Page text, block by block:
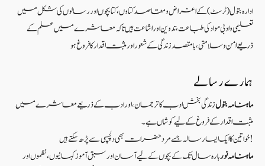
ادارہ بتول (ٹرسٹ) کے اغراض و مقاصد کتاوں ، کتابچوں اور رسالوں کی شکل میں
تعلیمی و ادبی مواد کی طباعت، تدوین اور اشاعت ہیں تاکہ معاشرے میں علم کے
ذریعےامن و سلامتی ، بامقصد زندگی کے شعوراورمثبت اقدار کا فروغ ہو
ہمارے رسالے
ماہنامہ بتولزندگی بخش ادب کا ترجمان، اور ادب کے ذریعے معاشرے میں
مثبت اقدار کے فروغ کے لیے کوشاں ہے۔
خواتین کا ایک ایسا رسالہ جسے مرد حضرات بھی دلچسپی سے پڑھ سکتے ہیں!
ماہنامہ نوربارہ سال تک کے بچوں کے لیے آسان اور سبق آموزکہانیوں ،نظموں اور